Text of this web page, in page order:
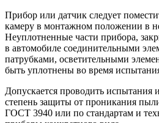
Прибор или датчик следует
камеру в монтажном положении в
Неуплотненные части прибора,
в автомобиле соединительными
патрубками, осветительными
быть уплотнены во время
Допускается проводить
степень защиты от проникания
ГОСТ 3940 или по стандартам и